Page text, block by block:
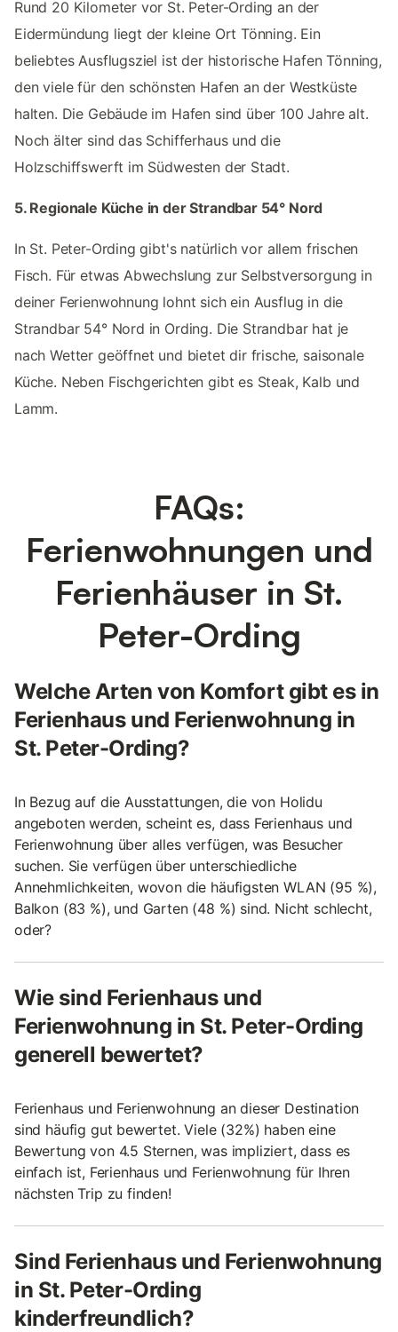
Rund 20 Kilometer vor St. Peter-Ording an der
Eidermündung liegt der kleine Ort Tönning. Ein
beliebtes Ausflugsziel ist der historische Hafen Tönning,
den viele für den schönsten Hafen an der Westküste
halten. Die Gebäude im Hafen sind über 100 Jahre alt.
Noch älter sind das Schifferhaus und die
Holzschiffswerft im Südwesten der Stadt.
5. Regionale Küche in der Strandbar 54° Nord
In St. Peter-Ording gibt's natürlich vor allem frischen
Fisch. Für etwas Abwechslung zur Selbstversorgung in
deiner Ferienwohnung lohnt sich ein Ausflug in die
Strandbar 54° Nord in Ording. Die Strandbar hat je
nach Wetter geöffnet und bietet dir frische, saisonale
Küche. Neben Fischgerichten gibt es Steak, Kalb und
Lamm.
FAQs:
Ferienwohnungen und
Ferienhäuser in St.
Peter-Ording
Welche Arten von Komfort gibt es in
Ferienhaus und Ferienwohnung in
St. Peter-Ording?
In Bezug auf die Ausstattungen, die von Holidu
angeboten werden, scheint es, dass Ferienhaus und
Ferienwohnung über alles verfügen, was Besucher
suchen. Sie verfügen über unterschiedliche
Annehmlichkeiten, wovon die häufigsten WLAN (95 %),
Balkon (83 %), und Garten (48 %) sind. Nicht schlecht,
oder?
Wie sind Ferienhaus und
Ferienwohnung in St. Peter-Ording
generell bewertet?
Ferienhaus und Ferienwohnung an dieser Destination
sind häufig gut bewertet. Viele (32%) haben eine
Bewertung von 4.5 Sternen, was impliziert, dass es
einfach ist, Ferienhaus und Ferienwohnung für Ihren
nächsten Trip zu finden!
Sind Ferienhaus und Ferienwohnung
in St. Peter-Ording
kinderfreundlich?